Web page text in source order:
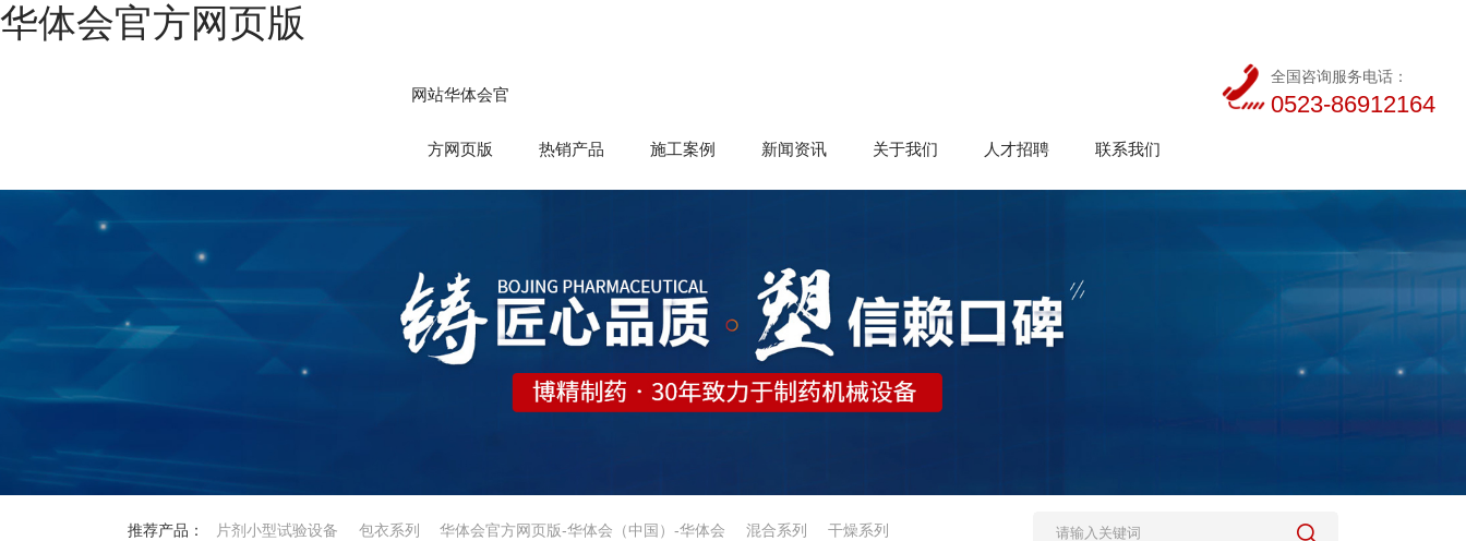
华体会官方网页版
网站华体会官
方网页版 热销产品 施工案例 新闻资讯 关于我们 人才招聘 联系我们
全国咨询服务电话：
0523-86912164
推荐产品： 片剂小型试验设备 包衣系列 华体会官方网页版-华体会（中国）-华体会 混合系列 干燥系列